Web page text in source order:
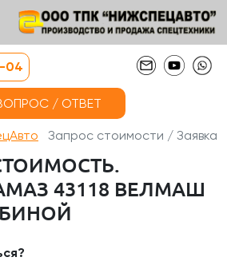
04
/ ОТВЕТ
Запрос стоимости / Заявка
43118 ВЕЛМАШ